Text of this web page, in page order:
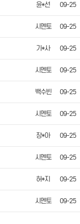
윤*선 09-25
시멘토 09-25
기*사 09-25
시멘토 09-25
백수빈 09-25
시멘토 09-25
장*아 09-25
시멘토 09-25
허*지 09-25
시멘토 09-25